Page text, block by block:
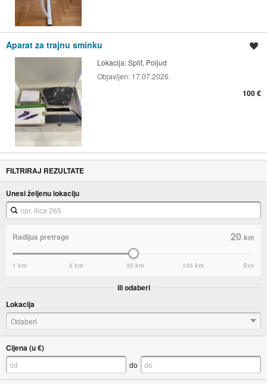
Aparat za trajnu sminku
Lokacija:Split, Poljud
Objavljen: 17.07.2026.
100 €
FILTRIRAJ REZULTATE
Unesi željenu lokaciju
Radijus pretrage 20km
1 km 5 km 20 km 100 km Sve
ili odaberi
Lokacija
Odaberi
Cijena (u €)
do